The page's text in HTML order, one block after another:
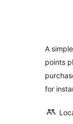
A
points
for